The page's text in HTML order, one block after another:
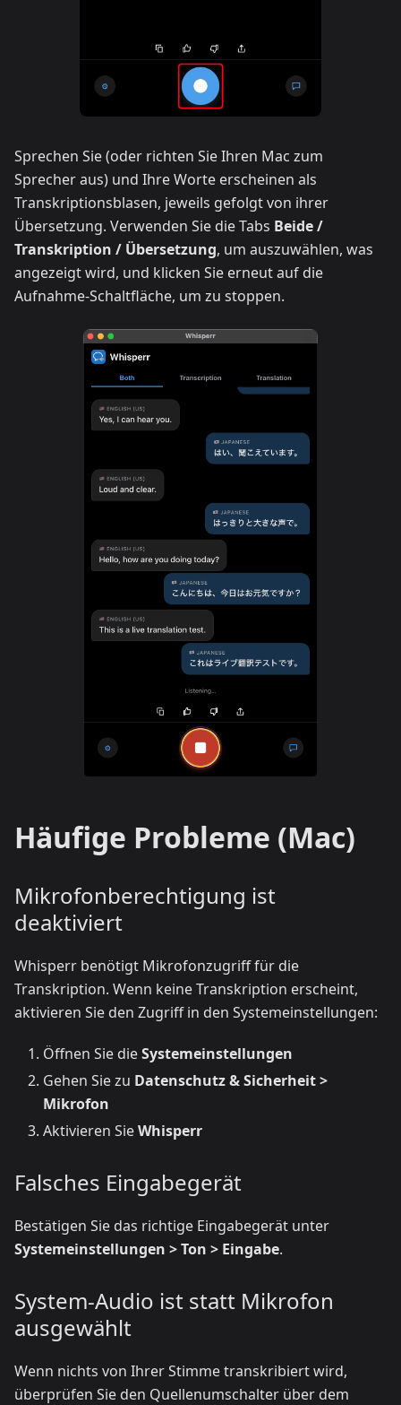
Sprechen Sie (oder richten Sie Ihren Mac zum
Sprecher aus) und Ihre Worte erscheinen als
Transkriptionsblasen, jeweils gefolgt von ihrer
Übersetzung. Verwenden Sie die Tabs Beide /
Transkription / Übersetzung, um auszuwählen, was
angezeigt wird, und klicken Sie erneut auf die
Aufnahme-Schaltfläche, um zu stoppen.
Häufige Probleme (Mac)
Mikrofonberechtigung ist
deaktiviert
Whisperr benötigt Mikrofonzugriff für die
Transkription. Wenn keine Transkription erscheint,
aktivieren Sie den Zugriff in den Systemeinstellungen:
Öffnen Sie dieSystemeinstellungen
Gehen Sie zu Datenschutz & Sicherheit >
Mikrofon
Aktivieren SieWhisperr
Falsches Eingabegerät
Bestätigen Sie das richtige Eingabegerät unter
Systemeinstellungen > Ton > Eingabe.
System-Audio ist statt Mikrofon
ausgewählt
Wenn nichts von Ihrer Stimme transkribiert wird,
überprüfen Sie den Quellenumschalter über dem